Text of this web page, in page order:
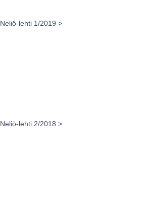
Neliö-lehti 1/2019 >
Neliö-lehti 2/2018 >